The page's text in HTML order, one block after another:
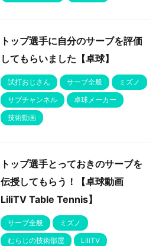
トップ選手に自分のサーブを評価
してもらいました【卓球】
試打おじさん サーブ全般
ミズノ
サブチャンネル
卓球メーカー
技術動画
トップ選手とっておきのサーブを
伝授してもらう！【卓球動画
LiliTV Table Tennis】
サーブ全般
ミズノ
むらじの技術部屋
LiliTV